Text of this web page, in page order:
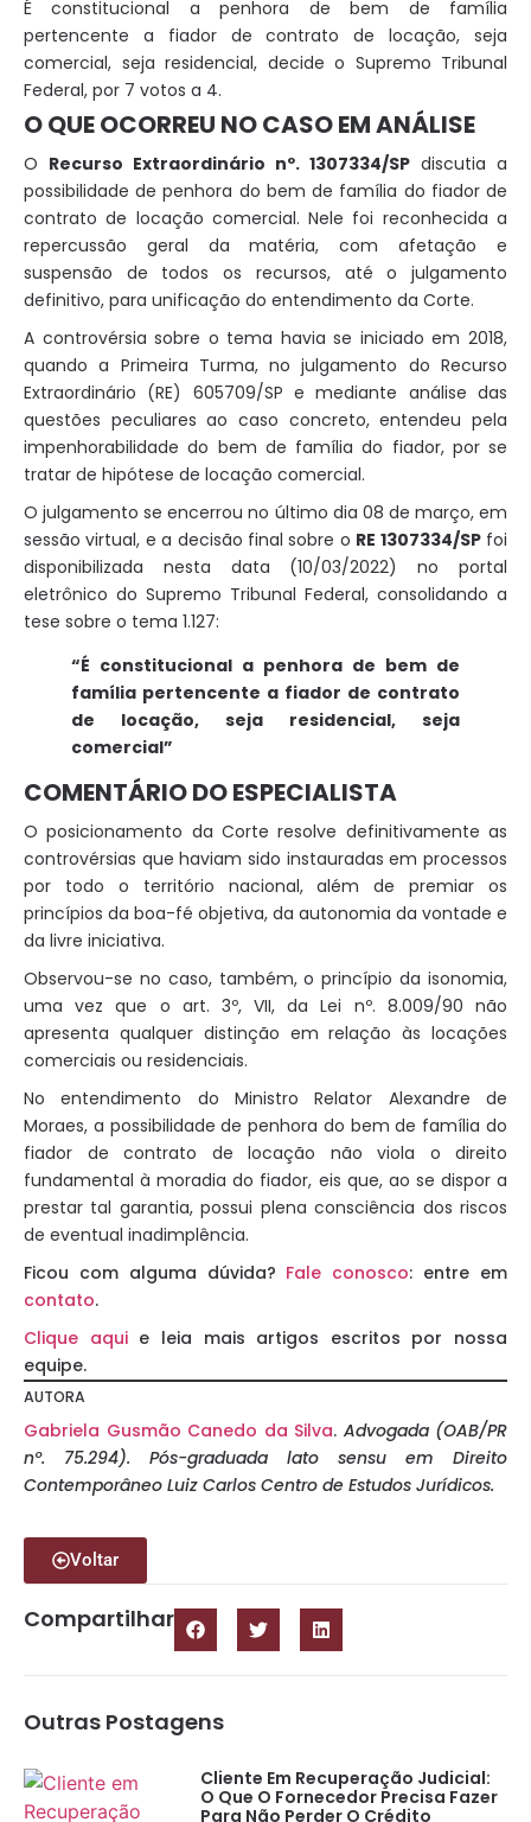
É constitucional a penhora de bem de família
pertencente a fiador de contrato de locação, seja
comercial, seja residencial, decide o Supremo Tribunal
Federal, por 7 votos a 4.
O QUE OCORREU NO CASO EM ANÁLISE
O Recurso Extraordinário nº. 1307334/SP discutia a
possibilidade de penhora do bem de família do fiador de
contrato de locação comercial. Nele foi reconhecida a
repercussão geral da matéria, com afetação e
suspensão de todos os recursos, até o julgamento
definitivo, para unificação do entendimento da Corte.
A controvérsia sobre o tema havia se iniciado em 2018,
quando a Primeira Turma, no julgamento do Recurso
Extraordinário (RE) 605709/SP e mediante análise das
questões peculiares ao caso concreto, entendeu pela
impenhorabilidade do bem de família do fiador, por se
tratar de hipótese de locação comercial.
O julgamento se encerrou no último dia 08 de março, em
sessão virtual, e a decisão final sobre o RE 1307334/SPfoi
disponibilizada nesta data (10/03/2022) no portal
eletrônico do Supremo Tribunal Federal, consolidando a
tese sobre o tema 1.127:
“É constitucional a penhora de bem de
família pertencente a fiador de contrato
de locação, seja residencial, seja
comercial”
COMENTÁRIO DO ESPECIALISTA
O posicionamento da Corte resolve definitivamente as
controvérsias que haviam sido instauradas em processos
por todo o território nacional, além de premiar os
princípios da boa-fé objetiva, da autonomia da vontade e
da livre iniciativa.
Observou-se no caso, também, o princípio da isonomia,
uma vez que o art. 3º, VII, da Lei nº. 8.009/90 não
apresenta qualquer distinção em relação às locações
comerciais ou residenciais.
No entendimento do Ministro Relator Alexandre de
Moraes, a possibilidade de penhora do bem de família do
fiador de contrato de locação não viola o direito
fundamental à moradia do fiador, eis que, ao se dispor a
prestar tal garantia, possui plena consciência dos riscos
de eventual inadimplência.
Ficou com alguma dúvida? Fale conosco: entre em
contato.
Clique aquie leia mais artigos escritos por nossa
equipe.
AUTORA
Gabriela Gusmão Canedo da Silva. Advogada (OAB/PR
nº. 75.294). Pós-graduada lato sensu em Direito
Contemporâneo Luiz Carlos Centro de Estudos Jurídicos.
Voltar
Compartilhar
Outras Postagens
Cliente Em Recuperação Judicial:
O Que O Fornecedor Precisa Fazer
Para Não Perder O Crédito